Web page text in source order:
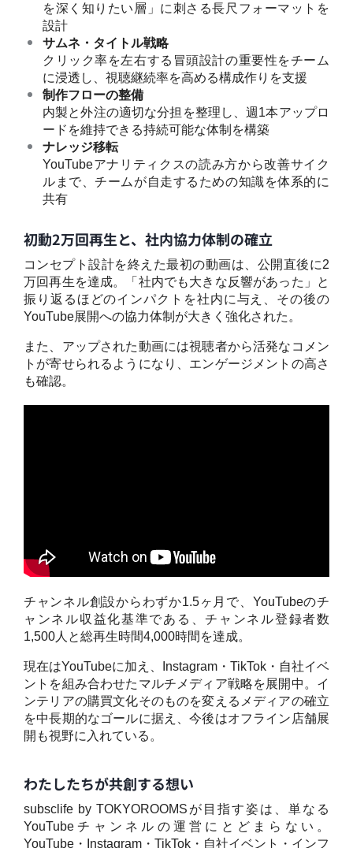
を深く知りたい層」に刺さる長尺フォーマットを
設計
サムネ・タイトル戦略
クリック率を左右する冒頭設計の重要性をチーム
に浸透し、視聴継続率を高める構成作りを支援
制作フローの整備
内製と外注の適切な分担を整理し、週1本アップロ
ードを維持できる持続可能な体制を構築
ナレッジ移転
YouTubeアナリティクスの読み方から改善サイク
ルまで、チームが自走するための知識を体系的に
共有
初動2万回再生と、社内協力体制の確立
コンセプト設計を終えた最初の動画は、公開直後に2
万回再生を達成。「社内でも大きな反響があった」と
振り返るほどのインパクトを社内に与え、その後の
YouTube展開への協力体制が大きく強化された。
また、アップされた動画には視聴者から活発なコメン
トが寄せられるようになり、エンゲージメントの高さ
も確認。
チャンネル創設からわずか1.5ヶ月で、YouTubeのチ
ャンネル収益化基準である、チャンネル登録者数
1,500人と総再生時間4,000時間を達成。
現在はYouTubeに加え、Instagram・TikTok・自社イベ
ントを組み合わせたマルチメディア戦略を展開中。イ
ンテリアの購買文化そのものを変えるメディアの確立
を中長期的なゴールに据え、今後はオフライン店舗展
開も視野に入れている。
わたしたちが共創する想い
subsclife by TOKYOROOMSが目指す姿は、単なる
YouTubeチャンネルの運営にとどまらない。
YouTube・Instagram・TikTok・自社イベント・インフ